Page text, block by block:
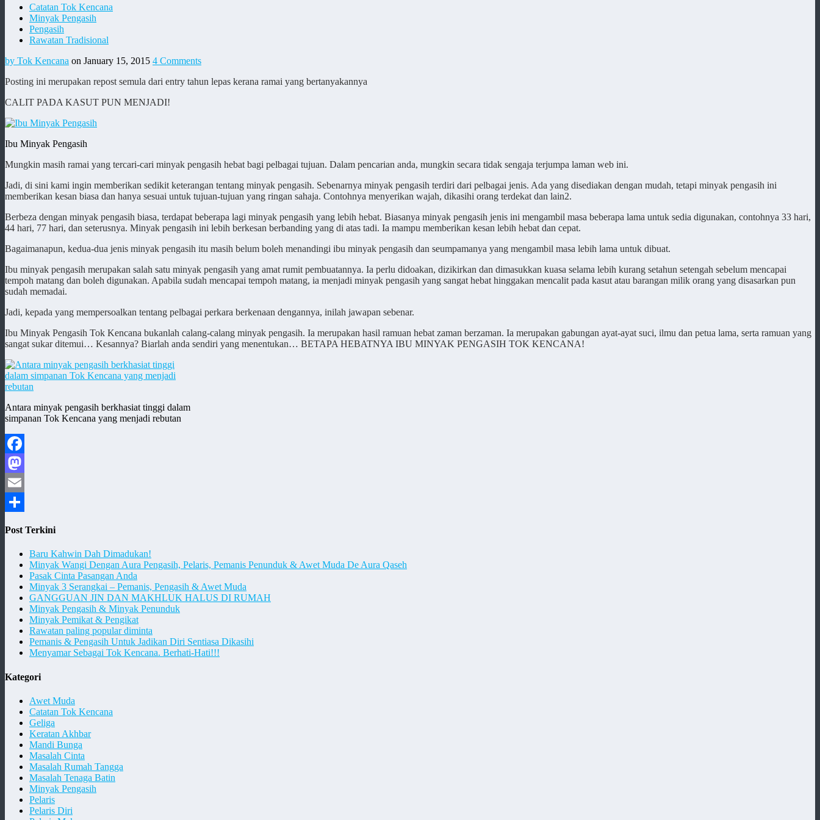
Catatan Tok Kencana
Minyak Pengasih
Pengasih
Rawatan Tradisional
by Tok Kencana on January 15, 2015 4 Comments
Posting ini merupakan repost semula dari entry tahun lepas kerana ramai yang bertanyakannya
CALIT PADA KASUT PUN MENJADI!
Ibu Minyak Pengasih
Mungkin masih ramai yang tercari-cari minyak pengasih hebat bagi pelbagai tujuan. Dalam pencarian anda, mungkin secara tidak sengaja terjumpa laman web ini.
Jadi, di sini kami ingin memberikan sedikit keterangan tentang minyak pengasih. Sebenarnya minyak pengasih terdiri dari pelbagai jenis. Ada yang disediakan dengan mudah, tetapi minyak pengasih ini
memberikan kesan biasa dan hanya sesuai untuk tujuan-tujuan yang ringan sahaja. Contohnya menyerikan wajah, dikasihi orang terdekat dan lain2.
Berbeza dengan minyak pengasih biasa, terdapat beberapa lagi minyak pengasih yang lebih hebat. Biasanya minyak pengasih jenis ini mengambil masa beberapa lama untuk sedia digunakan, contohnya 33 hari,
44 hari, 77 hari, dan seterusnya. Minyak pengasih ini lebih berkesan berbanding yang di atas tadi. Ia mampu memberikan kesan lebih hebat dan cepat.
Bagaimanapun, kedua-dua jenis minyak pengasih itu masih belum boleh menandingi ibu minyak pengasih dan seumpamanya yang mengambil masa lebih lama untuk dibuat.
Ibu minyak pengasih merupakan salah satu minyak pengasih yang amat rumit pembuatannya. Ia perlu didoakan, dizikirkan dan dimasukkan kuasa selama lebih kurang setahun setengah sebelum mencapai
tempoh matang dan boleh digunakan. Apabila sudah mencapai tempoh matang, ia menjadi minyak pengasih yang sangat hebat hinggakan mencalit pada kasut atau barangan milik orang yang disasarkan pun
sudah memadai.
Jadi, kepada yang mempersoalkan tentang pelbagai perkara berkenaan dengannya, inilah jawapan sebenar.
Ibu Minyak Pengasih Tok Kencana bukanlah calang-calang minyak pengasih. Ia merupakan hasil ramuan hebat zaman berzaman. Ia merupakan gabungan ayat-ayat suci, ilmu dan petua lama, serta ramuan yang
sangat sukar ditemui… Kesannya? Biarlah anda sendiri yang menentukan… BETAPA HEBATNYA IBU MINYAK PENGASIH TOK KENCANA!
Antara minyak pengasih berkhasiat tinggi dalam
simpanan Tok Kencana yang menjadi rebutan
Facebook
Mastodon
Email
Post Terkini
Baru Kahwin Dah Dimadukan!
Minyak Wangi Dengan Aura Pengasih, Pelaris, Pemanis Penunduk & Awet Muda De Aura Qaseh
Pasak Cinta Pasangan Anda
Minyak 3 Serangkai – Pemanis, Pengasih & Awet Muda
GANGGUAN JIN DAN MAKHLUK HALUS DI RUMAH
Minyak Pengasih & Minyak Penunduk
Minyak Pemikat & Pengikat
Rawatan paling popular diminta
Pemanis & Pengasih Untuk Jadikan Diri Sentiasa Dikasihi
Menyamar Sebagai Tok Kencana. Berhati-Hati!!!
Kategori
Awet Muda
Catatan Tok Kencana
Geliga
Keratan Akhbar
Mandi Bunga
Masalah Cinta
Masalah Rumah Tangga
Masalah Tenaga Batin
Minyak Pengasih
Pelaris
Pelaris Diri